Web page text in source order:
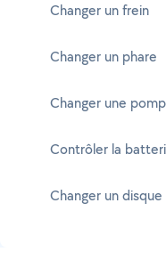
Changer un frein
Changer un phare
Changer une
Contrôler la
Changer un